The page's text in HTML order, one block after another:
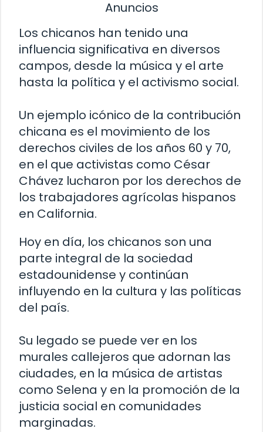
Anuncios
Los chicanos han tenido una
influencia significativa en diversos
campos, desde la música y el arte
hasta la política y el activismo social.
Un ejemplo icónico de la contribución
chicana es el movimiento de los
derechos civiles de los años 60 y 70,
en el que activistas como César
Chávez lucharon por los derechos de
los trabajadores agrícolas hispanos
en California.
Hoy en día, los chicanos son una
parte integral de la sociedad
estadounidense y continúan
influyendo en la cultura y las políticas
del país.
Su legado se puede ver en los
murales callejeros que adornan las
ciudades, en la música de artistas
como Selena y en la promoción de la
justicia social en comunidades
marginadas.